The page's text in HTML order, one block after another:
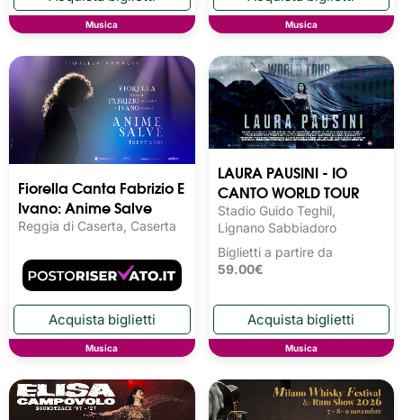
Musica Musica
Fiorella Canta Fabrizio E
Ivano: Anime Salve
Reggia di Caserta, Caserta
Musica
LAURA PAUSINI - IO
CANTO WORLD TOUR
Stadio Guido Teghil,
Lignano Sabbiadoro
Biglietti a partire da
59.00€
Musica